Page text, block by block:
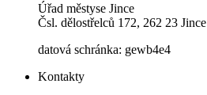
Úřad městyse Jince
Čsl. dělostřelců 172, 262 23 Jince
datová schránka: gewb4e4
Kontakty